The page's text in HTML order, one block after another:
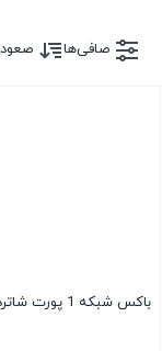
صافی‌ها
باکس شبکه 1 پورت شاتردار رپیتون مدل Rapiton RP-SB2-SH1